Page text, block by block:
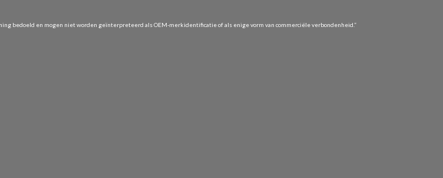
bedoeld en mogen niet worden geïnterpreteerd als OEM-merkidentificatie of als enige vorm van commerciële verbondenheid.”